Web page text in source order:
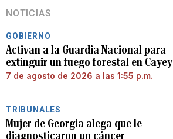
NOTICIAS
GOBIERNO
Activan a la Guardia Nacional para
extinguir un fuego forestal en Cayey
7 de agosto de 2026 a las 1:55 p.m.
TRIBUNALES
Mujer de Georgia alega que le
diagnosticaron un cáncer